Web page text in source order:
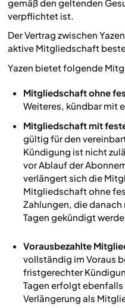
gemäß den geltenden
verpflichtet ist.
Der Vertrag zwischen
aktive Mitgliedschaft
Yazen bietet folgende
Mitgliedschaft ohne
Weiteres, kündbar mit
Mitgliedschaft mit
gültig für den
Kündigung ist nicht
vor Ablauf der
verlängert sich die
Mitgliedschaft ohne
Zahlungen, die
Tagen gekündigt
Vorausbezahlte
vollständig im Voraus
fristgerechter
Tagen erfolgt
Verlängerung als